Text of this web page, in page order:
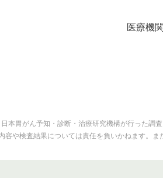
医療機
本胃がん予知・診断・治療研究機構が行った
容や検査結果については責任を負いかねます。